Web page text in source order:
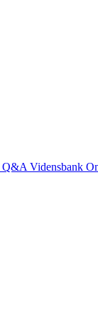
Q&A Vidensbank